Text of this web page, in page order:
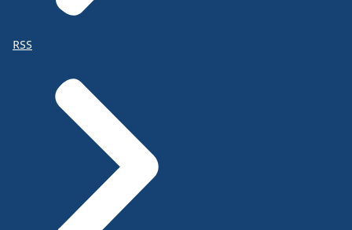
RSS